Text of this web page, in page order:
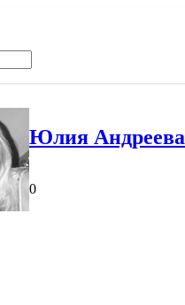
Юлия Андреева
0